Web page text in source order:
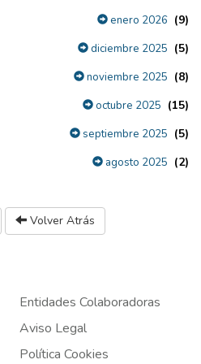
enero 2026 (9)
diciembre 2025 (5)
noviembre 2025 (8)
octubre 2025 (15)
septiembre 2025 (5)
agosto 2025 (2)
Volver Atrás
Entidades Colaboradoras
Aviso Legal
Política Cookies